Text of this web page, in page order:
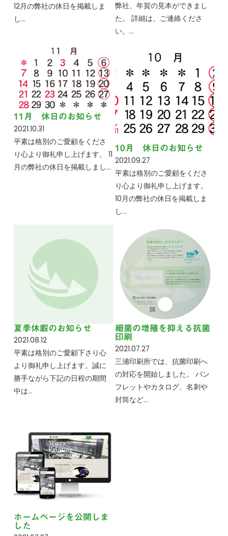
12月の弊社の休日を掲載しま
し…
弊社、年賀の見本ができまし
た。 詳細は、ご連絡くださ
い。…
11月 休日のお知らせ
2021.10.31
平素は格別のご愛顧をくださ
り心より御礼申し上げます。 11
月の弊社の休日を掲載しまし…
10月 休日のお知らせ
2021.09.27
平素は格別のご愛顧をくださ
り心より御礼申し上げます。
10月の弊社の休日を掲載しま
し…
夏季休暇のお知らせ
2021.08.12
平素は格別のご愛顧下さり心
より御礼申し上げます。誠に
勝手ながら下記の日程の期間
中は…
細菌の増殖を抑える抗菌
印刷
2021.07.27
三浦印刷所では、抗菌印刷へ
の対応を開始しました。 パン
フレットやカタログ、名刺や
封筒など…
ホームページを公開しま
した